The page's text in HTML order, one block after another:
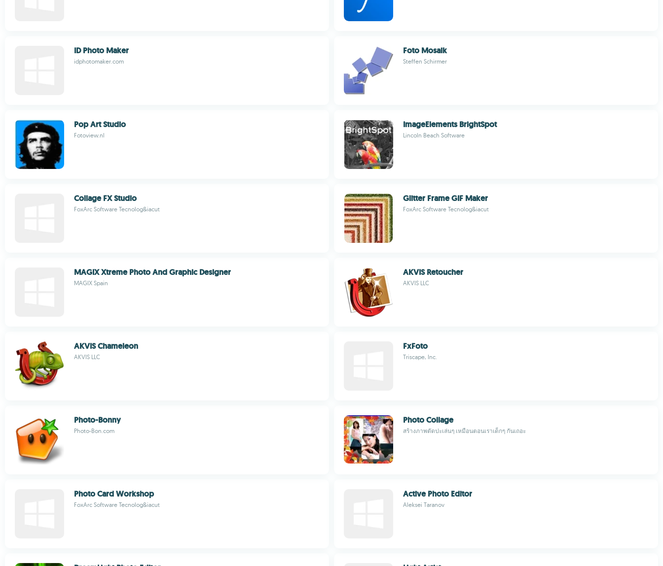
ID Photo Maker
idphotomaker.com
Foto Mosaik
Steffen Schirmer
Pop Art Studio
Fotoview.nl
ImageElements BrightSpot
Lincoln Beach Software
Collage FX Studio
FoxArc Software Tecnolog&iacut
Glitter Frame GIF Maker
FoxArc Software Tecnolog&iacut
MAGIX Xtreme Photo And Graphic Designer
MAGIX Spain
AKVIS Retoucher
AKVIS LLC
AKVIS Chameleon
AKVIS LLC
FxFoto
Triscape, Inc.
Photo-Bonny
Photo-Bon.com
Photo Collage
สร้างภาพตัดปะเล่นๆ เหมือนตอนเราเด็กๆ กันเถอะ
Photo Card Workshop
FoxArc Software Tecnolog&iacut
Active Photo Editor
Aleksei Taranov